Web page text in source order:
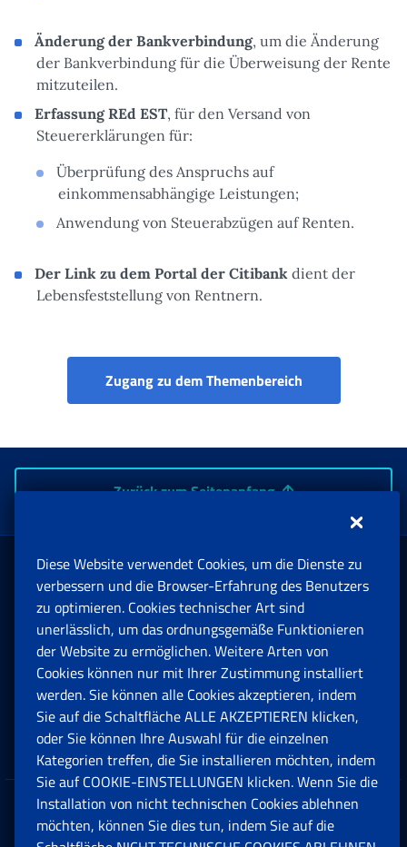
Änderung der Bankverbindung, um die Änderung
der Bankverbindung für die Überweisung der Rente
mitzuteilen.
Erfassung REd EST, für den Versand von
Steuererklärungen für:
Überprüfung des Anspruchs auf
einkommensabhängige Leistungen;
Anwendung von Steuerabzügen auf Renten.
Der Link zu dem Portal der Citibank dient der
Lebensfeststellung von Rentnern.
Zugang zu dem ThemenbereichPortal der
Zurück zum Seitenanfang
Rente und Sozialversicherung
Arbeit
Beihilfen, Subventionen und Entschädigungen
Unternehmen und Freiberufler
Datenschutz
Diese Website verwendet Cookies, um die Dienste zu
verbessern und die Browser-Erfahrung des Benutzers
zu optimieren. Cookies technischer Art sind
unerlässlich, um das ordnungsgemäße Funktionieren
der Website zu ermöglichen. Weitere Arten von
Cookies können nur mit Ihrer Zustimmung installiert
werden. Sie können alle Cookies akzeptieren, indem
Sie auf die Schaltfläche ALLE AKZEPTIEREN klicken,
oder Sie können Ihre Auswahl für die einzelnen
Kategorien treffen, die Sie installieren möchten, indem
Sie auf COOKIE-EINSTELLUNGEN klicken. Wenn Sie die
Installation von nicht technischen Cookies ablehnen
möchten, können Sie dies tun, indem Sie auf die